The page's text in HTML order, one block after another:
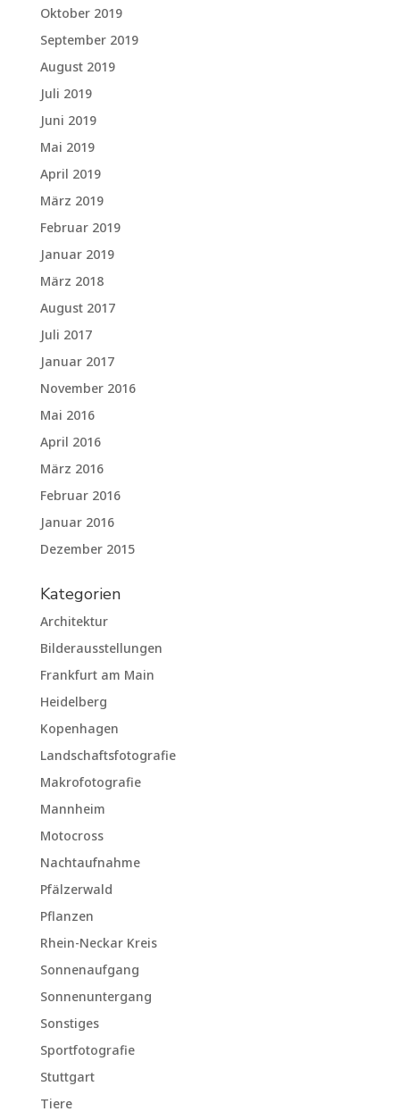
Oktober 2019
September 2019
August 2019
Juli 2019
Juni 2019
Mai 2019
April 2019
März 2019
Februar 2019
Januar 2019
März 2018
August 2017
Juli 2017
Januar 2017
November 2016
Mai 2016
April 2016
März 2016
Februar 2016
Januar 2016
Dezember 2015
Kategorien
Architektur
Bilderausstellungen
Frankfurt am Main
Heidelberg
Kopenhagen
Landschaftsfotografie
Makrofotografie
Mannheim
Motocross
Nachtaufnahme
Pfälzerwald
Pflanzen
Rhein-Neckar Kreis
Sonnenaufgang
Sonnenuntergang
Sonstiges
Sportfotografie
Stuttgart
Tiere